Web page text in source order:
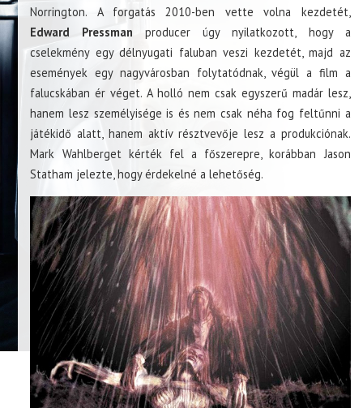
Norrington. A forgatás 2010-ben vette volna kezdetét,
Edward Pressman producer úgy nyilatkozott, hogy a
cselekmény egy délnyugati faluban veszi kezdetét, majd az
események egy nagyvárosban folytatódnak, végül a film a
falucskában ér véget. A holló nem csak egyszerű madár lesz,
hanem lesz személyisége is és nem csak néha fog feltűnni a
játékidő alatt, hanem aktív résztvevője lesz a produkciónak.
Mark Wahlberget kérték fel a főszerepre, korábban Jason
Statham jelezte, hogy érdekelné a lehetőség.